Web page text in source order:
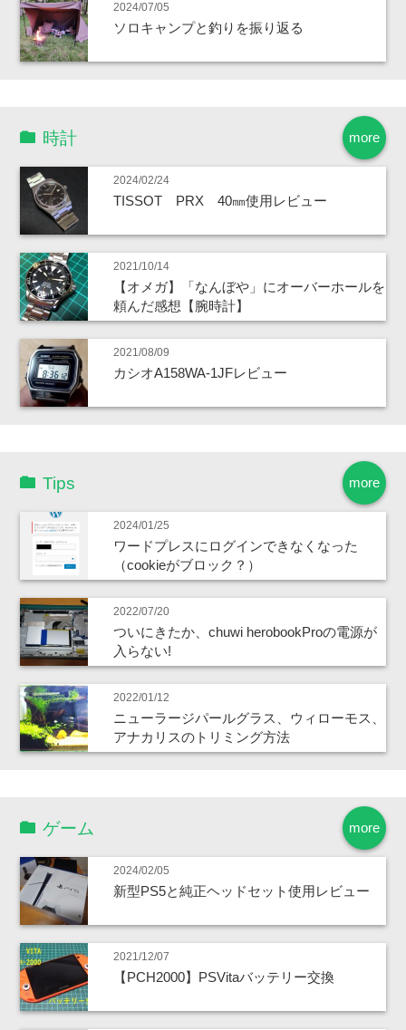
2024/07/05
ソロキャンプと釣りを振り返る
more
時計
2024/02/24
TISSOT PRX 40㎜使用レビュー
2021/10/14
【オメガ】「なんぼや」にオーバーホールを
頼んだ感想【腕時計】
2021/08/09
カシオA158WA-1JFレビュー
more
Tips
2024/01/25
ワードプレスにログインできなくなった
（cookieがブロック？）
2022/07/20
ついにきたか、chuwi herobookProの電源が
入らない!
2022/01/12
ニューラージパールグラス、ウィローモス、
アナカリスのトリミング方法
more
ゲーム
2024/02/05
新型PS5と純正ヘッドセット使用レビュー
2021/12/07
【PCH2000】PSVitaバッテリー交換